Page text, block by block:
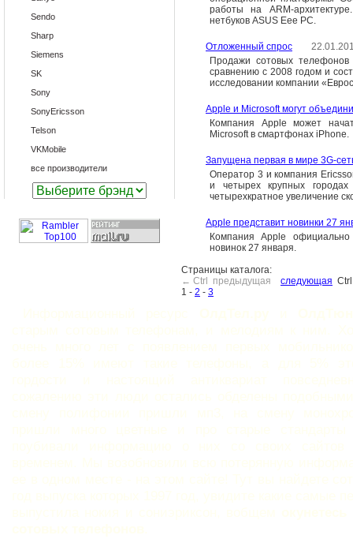
Sendo
Sharp
Siemens
SK
Sony
SonyEricsson
Telson
VKMobile
все производители
работы на ARM-
нетбуков ASUS Eee PC.
Отложенный спрос
Продажи сотовых
сравнению с 2008 годом и
исследовании компании
Apple и Microsoft могут
Компания Apple может
Microsoft в смартфонах iPhone.
Запущена первая в мире 3G-
Оператор 3 и компания
и четырех крупных городах
четырехкратное увеличение
Apple представит новинки 27
Компания Apple
новинок 27 января.
Страницы каталога:
← Ctrl предыдущая
следующая
1 - 2 - 3